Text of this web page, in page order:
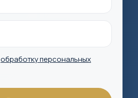
обработку персональных